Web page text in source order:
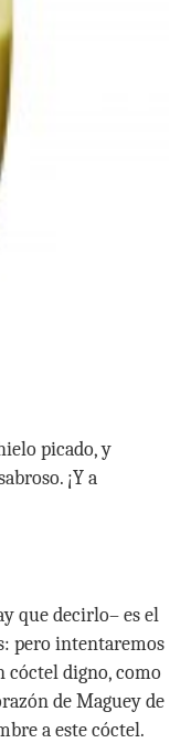
picado, y
¡Y a
que decirlo– es el
pero intentaremos
cóctel digno, como
de Maguey de
a este cóctel.